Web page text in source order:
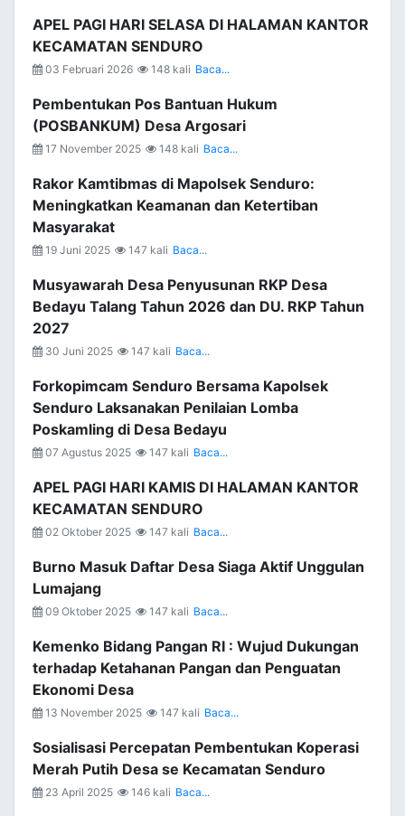
APEL PAGI HARI SELASA DI HALAMAN KANTOR
KECAMATAN SENDURO
03 Februari 2026 148 kali Baca...
Pembentukan Pos Bantuan Hukum
(POSBANKUM) Desa Argosari
17 November 2025 148 kali Baca...
Rakor Kamtibmas di Mapolsek Senduro:
Meningkatkan Keamanan dan Ketertiban
Masyarakat
19 Juni 2025 147 kali Baca...
Musyawarah Desa Penyusunan RKP Desa
Bedayu Talang Tahun 2026 dan DU. RKP Tahun
2027
30 Juni 2025 147 kali Baca...
Forkopimcam Senduro Bersama Kapolsek
Senduro Laksanakan Penilaian Lomba
Poskamling di Desa Bedayu
07 Agustus 2025 147 kali Baca...
APEL PAGI HARI KAMIS DI HALAMAN KANTOR
KECAMATAN SENDURO
02 Oktober 2025 147 kali Baca...
Burno Masuk Daftar Desa Siaga Aktif Unggulan
Lumajang
09 Oktober 2025 147 kali Baca...
Kemenko Bidang Pangan RI : Wujud Dukungan
terhadap Ketahanan Pangan dan Penguatan
Ekonomi Desa
13 November 2025 147 kali Baca...
Sosialisasi Percepatan Pembentukan Koperasi
Merah Putih Desa se Kecamatan Senduro
23 April 2025 146 kali Baca...